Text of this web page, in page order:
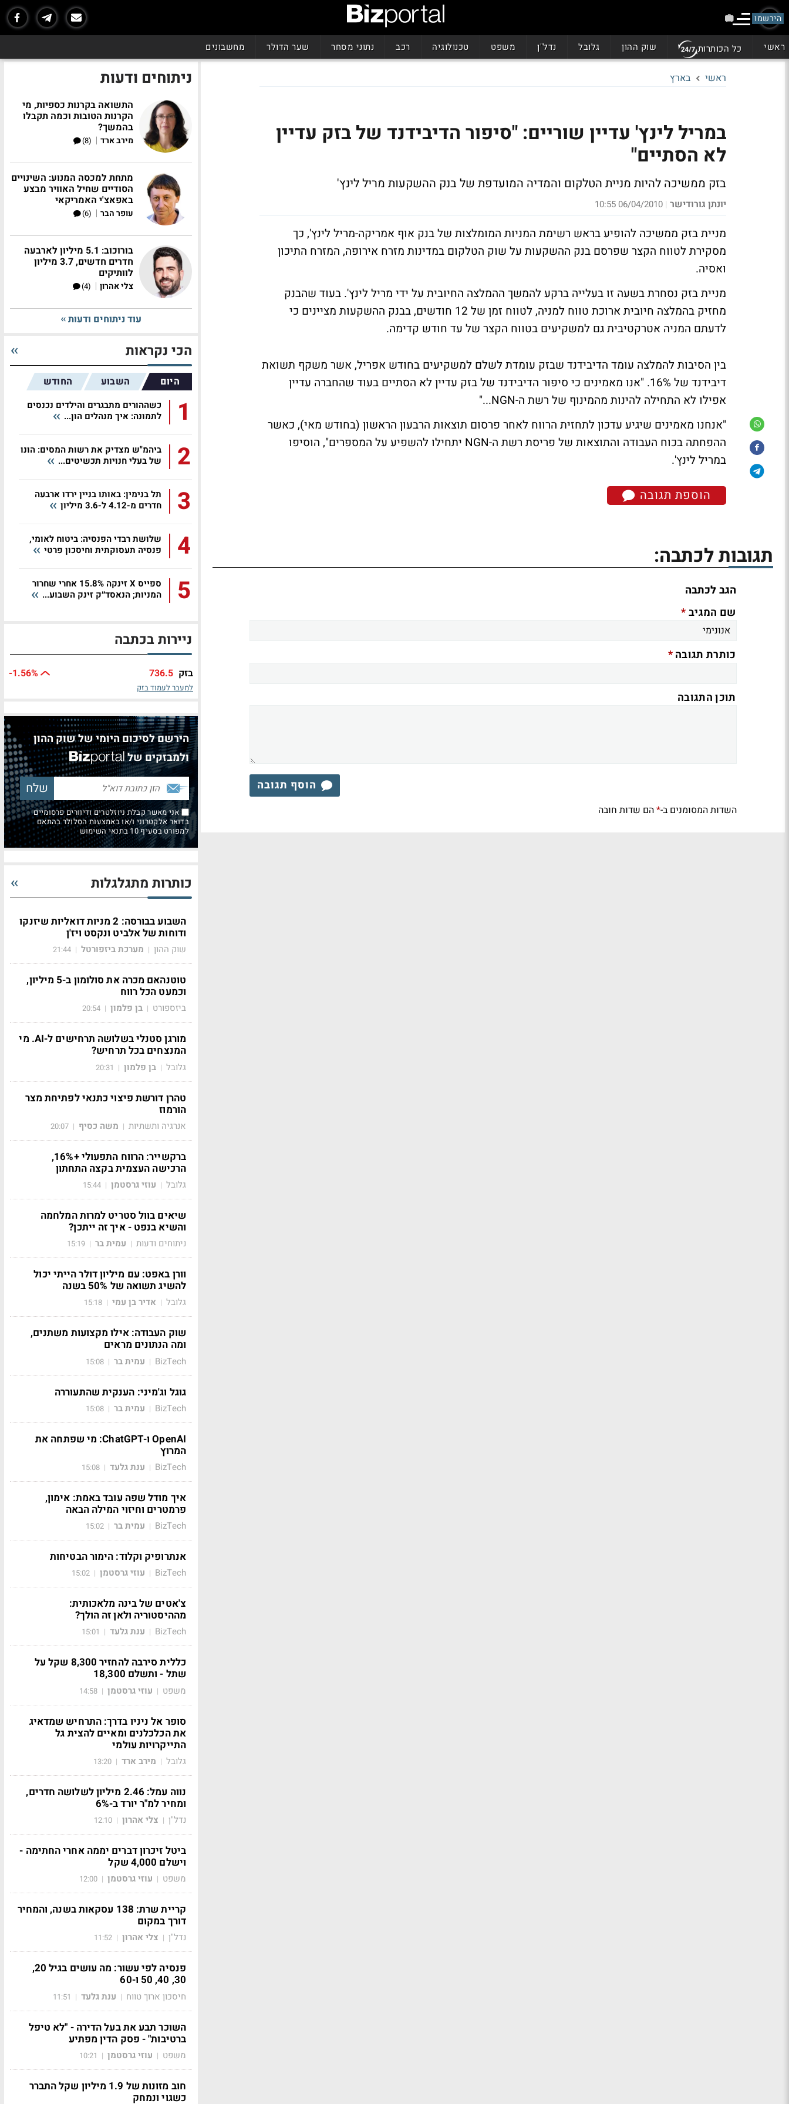
הירשמו
ראשי כל הכותרות שוק ההון גלובל נדל"ן משפט טכנולוגיה רכב נתוני מסחר שער הדולר מחשבונים
ראשי בארץ
במריל לינץ' עדיין שוריים: "סיפור הדיבידנד של בזק עדיין
לא הסתיים"
בזק ממשיכה להיות מניית הטלקום והמדיה המועדפת של בנק ההשקעות מריל לינץ'
יונתן גורודישר |
06/04/2010 10:55
מניית בזק ממשיכה להופיע בראש רשימת המניות המומלצות של בנק אוף אמריקה-מריל לינץ', כך
מסקירת לטווח הקצר שפרסם בנק ההשקעות על שוק הטלקום במדינות מזרח אירופה, המזרח התיכון
ואסיה.
מניית בזק נסחרת בשעה זו בעלייה ברקע להמשך ההמלצה החיובית על ידי מריל לינץ'. בעוד שהבנק
מחזיק בהמלצה חיובית ארוכת טווח למניה, לטווח זמן של 12 חודשים, בבנק ההשקעות מציינים כי
לדעתם המניה אטרקטיבית גם למשקיעים בטווח הקצר של עד חודש קדימה.
בין הסיבות להמלצה עומד הדיבידנד שבזק עומדת לשלם למשקיעים בחודש אפריל, אשר משקף תשואת
דיבידנד של 16%. "אנו מאמינים כי סיפור הדיבידנד של בזק עדיין לא הסתיים בעוד שהחברה עדיין
אפילו לא התחילה להינות מהמינוף של רשת ה-NGN..."
"אנחנו מאמינים שיגיע עדכון לתחזית הרווח לאחר פרסום תוצאות הרבעון הראשון (בחודש מאי), כאשר
ההפחתה בכוח העבודה והתוצאות של פריסת רשת ה-NGN יתחילו להשפיע על המספרים", הוסיפו
במריל לינץ'.
הוספת תגובה
תגובות לכתבה:
הגב לכתבה
שם המגיב*
כותרת תגובה*
תוכן התגובה
הוסף תגובה
השדות המסומנים ב-*הם שדות חובה
ניתוחים ודעות
התשואה בקרנות כספיות, מי
הקרנות הטובות וכמה תקבלו
בהמשך?
מירב ארד |
(8)
מתחת למכסה המנוע: השינויים
הסודיים שחיל האוויר מבצע
באפאצ'י האמריקאי
עופר הבר |
(6)
בורוכוב: 5.1 מיליון לארבעה
חדרים חדשים, 3.7 מיליון
לוותיקים
צלי אהרון |
(4)
עוד ניתוחים ודעות
הכי נקראות
היום השבוע החודש
1
כשההורים מתבגרים והילדים נכנסים
לתמונה: איך מנהלים הון...
2
ביהמ"ש מצדיק את רשות המסים: הונו
של בעלי חנויות תכשיטים...
3
תל בנימין: באותו בניין ירדו ארבעה
חדרים מ-4.12 ל-3.6 מיליון
4
שלושת רבדי הפנסיה: ביטוח לאומי,
פנסיה תעסוקתית וחיסכון פרטי
5
ספייס X זינקה 15.8% אחרי שחרור
המניות; הנאסד״ק זינק השבוע...
ניירות בכתבה
בזק 736.5
-1.56%
למעבר לעמוד בזק
הירשם לסיכום היומי של שוק ההון
ולמבזקים של
אני מאשר קבלת ניוזלטרים ודיוורים פרסומיים
בדואר אלקטרוני ו/או באמצעות הסלולר בהתאם
למפורט בסעיף 10 בתנאי השימוש
כותרות מתגלגלות
השבוע בבורסה: 2 מניות דואליות שיזנקו
ודוחות של אלביט ונקסט ויז'ן
שוק ההון | מערכת ביזפורטל |
21:44
טוטנהאם מכרה את סולומון ב-5 מיליון,
וכמעט הכל רווח
ביזספורט | בן פלמון |
20:54
מורגן סטנלי בשלושה תרחישים ל-AI. מי
המנצחים בכל תרחיש?
גלובל | בן פלמון |
20:31
טהרן דורשת פיצוי כתנאי לפתיחת מצר
הורמוז
אנרגיה ותשתיות | משה כסיף |
20:07
ברקשייר: הרווח התפעולי +16%,
הרכישה העצמית בקצה התחתון
גלובל | עוזי גרסטמן |
15:44
שיאים בוול סטריט למרות המלחמה
והשיא בנפט - איך זה ייתכן?
ניתוחים ודעות | עמית בר |
15:19
וורן באפט: עם מיליון דולר הייתי יכול
להשיג תשואה של 50% בשנה
גלובל | אדיר בן עמי |
15:18
שוק העבודה: אילו מקצועות משתנים,
ומה הנתונים מראים
BizTech
| עמית בר |
15:08
גוגל וג'מיני: הענקית שהתעוררה
BizTech
| עמית בר |
15:08
OpenAI ו-ChatGPT: מי שפתחה את
המרוץ
BizTech
| ענת גלעד |
15:08
איך מודל שפה עובד באמת: אימון,
פרמטרים וחיזוי המילה הבאה
BizTech
| עמית בר |
15:02
אנתרופיק וקלוד: הימור הבטיחות
BizTech
| עוזי גרסטמן |
15:02
צ'אטים של בינה מלאכותית:
מההיסטוריה ולאן זה הולך?
BizTech
| ענת גלעד |
15:01
כללית סירבה להחזיר 8,300 שקל על
שתל - ותשלם 18,300
משפט | עוזי גרסטמן |
14:58
סופר אל ניניו בדרך: התרחיש שמדאיג
את הכלכלנים ומאיים להצית גל
התייקרויות עולמי
גלובל | מירב ארד |
13:20
נווה עמל: 2.46 מיליון לשלושה חדרים,
ומחיר למ"ר יורד ב-6%
נדל"ן | צלי אהרון |
12:10
ביטל זיכרון דברים יממה אחרי החתימה -
וישלם 4,000 שקל
משפט | עוזי גרסטמן |
12:00
קריית שרת: 138 עסקאות בשנה, והמחיר
דורך במקום
נדל"ן | צלי אהרון |
11:52
פנסיה לפי עשור: מה עושים בגיל 20,
30, 40, 50 ו-60
חיסכון ארוך טווח | ענת גלעד |
11:51
השוכר תבע את בעל הדירה - "לא טיפל
ברטיבות" - פסק הדין מפתיע
משפט | עוזי גרסטמן |
10:21
חוב מזונות של 1.9 מיליון שקל התברר
כשגוי ונמחק